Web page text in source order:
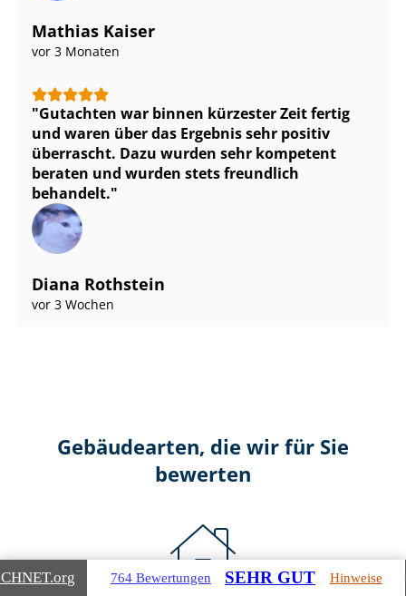
Mathias Kaiser
vor 3 Monaten
Gutachten war binnen kürzester Zeit fertig
und waren über das Ergebnis sehr positiv
überrascht. Dazu wurden sehr kompetent
beraten und wurden stets freundlich
behandelt.
Diana Rothstein
vor 3 Wochen
Gebäudearten, die wir für Sie
bewerten
.org 764 Bewertungen SEHR GUT Hinweise